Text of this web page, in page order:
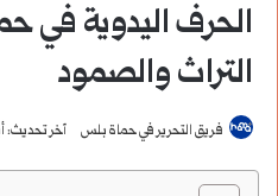
الحرف اليدوية في
التراث والصمود
فريق التحرير في حماة بلس آخر تحديث: أبريل